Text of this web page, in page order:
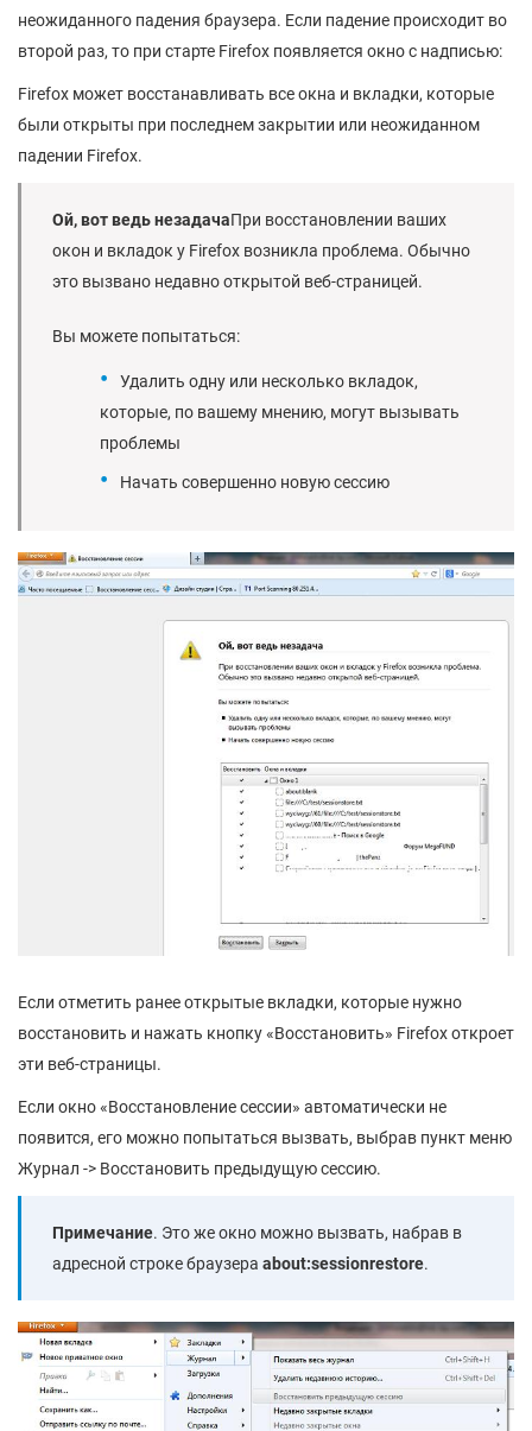
неожиданного падения браузера. Если падение происходит во
второй раз, то при старте Firefox появляется окно с надписью:
Firefox может восстанавливать все окна и вкладки, которые
были открыты при последнем закрытии или неожиданном
падении Firefox.
Ой, вот ведь незадачаПри восстановлении ваших
окон и вкладок у Firefox возникла проблема. Обычно
это вызвано недавно открытой веб-страницей.
Вы можете попытаться:
Удалить одну или несколько вкладок,
которые, по вашему мнению, могут вызывать
проблемы
Начать совершенно новую сессию
Если отметить ранее открытые вкладки, которые нужно
восстановить и нажать кнопку «Восстановить» Firefox откроет
эти веб-страницы.
Если окно «Восстановление сессии» автоматически не
появится, его можно попытаться вызвать, выбрав пункт меню
Журнал -> Восстановить предыдущую сессию.
Примечание. Это же окно можно вызвать, набрав в
адресной строке браузера about:sessionrestore.